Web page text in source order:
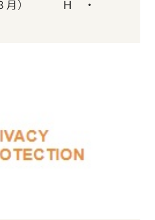
３月） Ｈ ・